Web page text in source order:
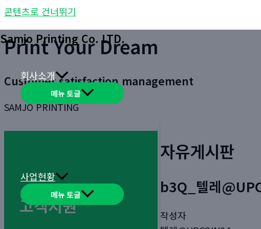
콘텐츠로 건너뛰기
Samjo Printing Co. LTD.
회사소개
메뉴 토글
사업현황
메뉴 토글
Print Your Dream
Customer satisfaction management
SAMJO PRINTING
고객지원
자유게시판
b3Q_텔레
작성자